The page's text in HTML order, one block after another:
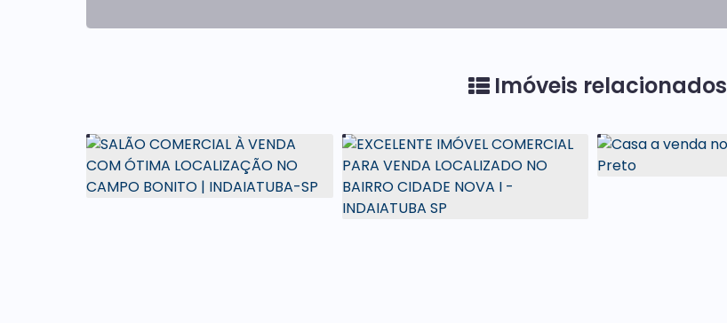
Imóveis relacionados